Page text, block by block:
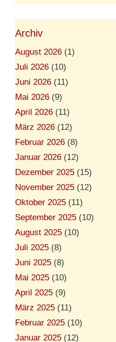
Archiv
August 2026 (1)
Juli 2026 (10)
Juni 2026 (11)
Mai 2026 (9)
April 2026 (11)
März 2026 (12)
Februar 2026 (8)
Januar 2026 (12)
Dezember 2025 (15)
November 2025 (12)
Oktober 2025 (11)
September 2025 (10)
August 2025 (10)
Juli 2025 (8)
Juni 2025 (8)
Mai 2025 (10)
April 2025 (9)
März 2025 (11)
Februar 2025 (10)
Januar 2025 (12)